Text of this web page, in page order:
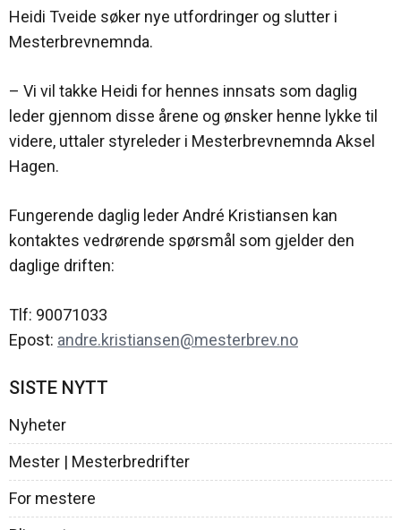
Heidi Tveide søker nye utfordringer og slutter i
Mesterbrevnemnda.
– Vi vil takke Heidi for hennes innsats som daglig
leder gjennom disse årene og ønsker henne lykke til
videre, uttaler styreleder i Mesterbrevnemnda Aksel
Hagen.
Fungerende daglig leder André Kristiansen kan
kontaktes vedrørende spørsmål som gjelder den
daglige driften:
Tlf: 90071033
Epost: andre.kristiansen@mesterbrev.no
SISTE NYTT
Nyheter
Mester | Mesterbredrifter
For mestere